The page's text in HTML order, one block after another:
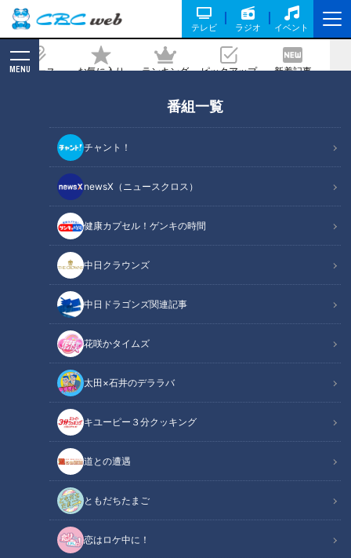
テレビ ラジオ イベント
ニュース お気に入り ランキング ピックアップ 新着記事
MENU
番組一覧
チャント！
newsX（ニュースクロス）
健康カプセル！ゲンキの時間
中日クラウンズ
中日ドラゴンズ関連記事
花咲かタイムズ
太田×石井のデララバ
キユーピー３分クッキング
道との遭遇
ともだちたまご
恋はロケ中に！
たかった」“夜間中学”に通う生徒たちの
思い
2023/04/01 21:00
ドキュメンタリー
長編ドキュメンタリー
様々な事情で中学を卒業していない人が通う「夜間中学」。
「人生を取り戻すため」「未来を拓くため」
学ぶことの喜びと重みをかみしめる生徒たちの物語です。